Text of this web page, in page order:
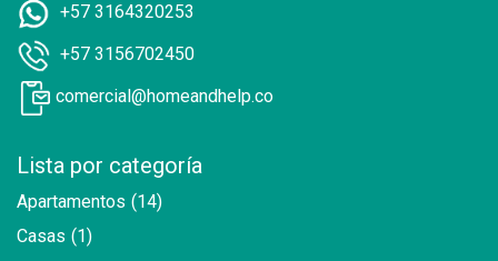
+57 3164320253
+57 3156702450
comercial@homeandhelp.co
Lista por categoría
Apartamentos (14)
Casas (1)